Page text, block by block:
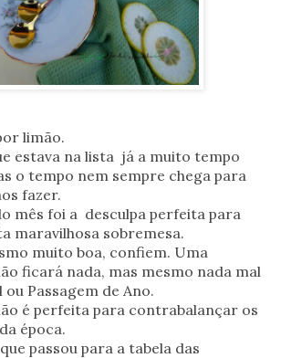
limão.
estava na lista já a muito tempo
o tempo nem sempre chega para
fazer.
mês foi a desculpa perfeita para
maravilhosa sobremesa.
muito boa, confiem. Uma
ficará nada, mas mesmo nada mal
Passagem de Ano.
é perfeita para contrabalançar os
época.
passou para a tabela das